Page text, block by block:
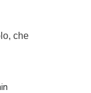
che